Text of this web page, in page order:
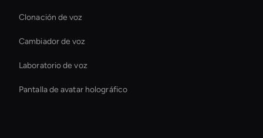
Clonación de voz
Cambiador de voz
Laboratorio de voz
Pantalla de avatar holográfico